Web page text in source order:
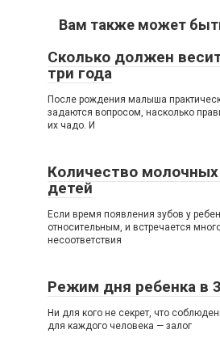
Вам также может
Сколько должен
три года
После рождения малыша
задаются вопросом, насколько
их чадо. И
Количество молочных
детей
Если время появления зубов у
относительным, и встречается
несоответствия
Режим дня ребенка в
Ни для кого не секрет, что
для каждого человека — залог